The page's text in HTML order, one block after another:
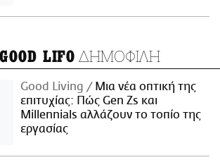
LIFO ΔΗΜΟΦΙΛΗ
Good Living
Μια νέα οπτική της
επιτυχίας: Πώς Gen Zs και
Millennials αλλάζουν το τοπίο της
εργασίας